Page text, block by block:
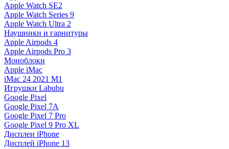
Apple Watch SE2
Apple Watch Series 9
Apple Watch Ultra 2
Наушники и гарнитуры
Apple Airpods 4
Apple Airpods Pro 3
Моноблоки
Apple iMac
iMac 24 2021 M1
Игрушки Labubu
Google Pixel
Google Pixel 7А
Google Pixel 7 Pro
Google Pixel 9 Pro XL
Дисплеи iPhone
Дисплей iPhone 13